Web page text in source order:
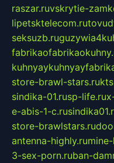
raszar.ruvskrytie-
lipetsktelecom.ru
seksuzb.ru
store-brawl-stars.ru
sindika-01.rusp-life.ru
e-abis-1-c.ru
store-brawlstars.ru
antenna-highly.ru
3-sex-porn.ruban-